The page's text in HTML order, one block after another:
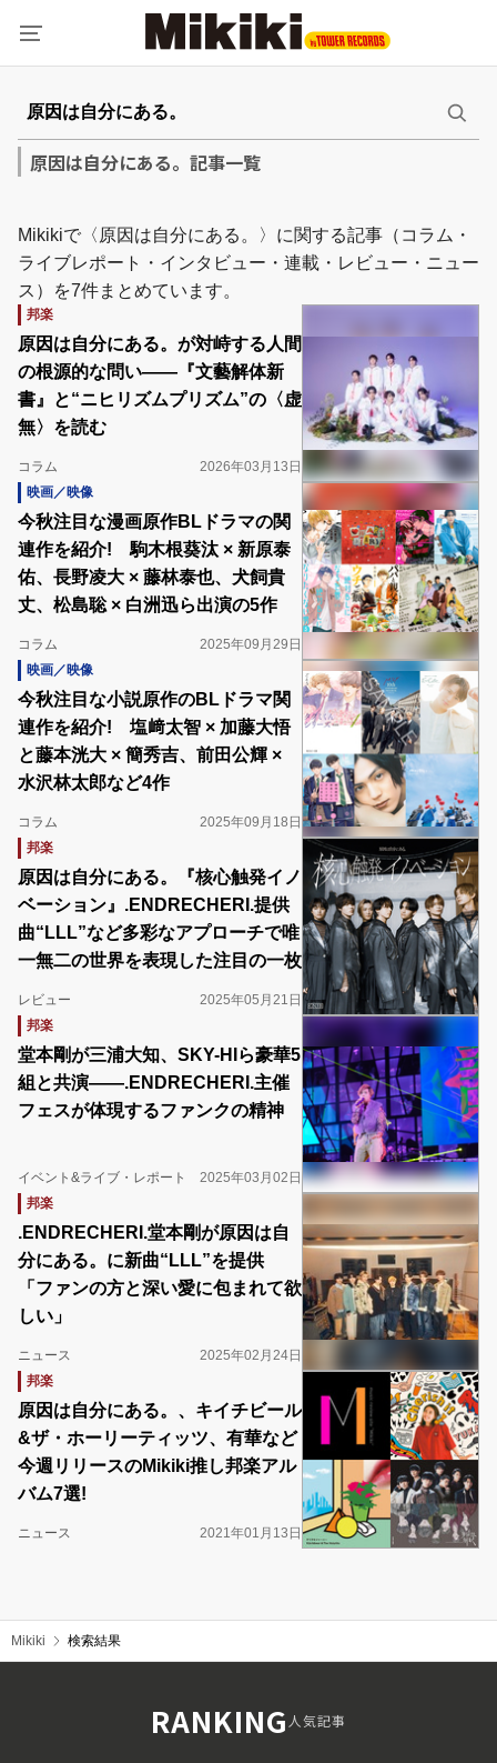
原因は自分にある。記事一覧
Mikikiで〈原因は自分にある。〉に関する記事（コラム・
ライブレポート・インタビュー・連載・レビュー・ニュー
ス）を7件まとめています。
邦楽
原因は自分にある。が対峙する人間
の根源的な問い――『文藝解体新
書』と“ニヒリズムプリズム”の〈虚
無〉を読む
コラム
2026年03月13日
映画／映像
今秋注目な漫画原作BLドラマの関
連作を紹介! 駒木根葵汰 × 新原泰
佑、長野凌大 × 藤林泰也、犬飼貴
丈、松島聡 × 白洲迅ら出演の5作
コラム
2025年09月29日
映画／映像
今秋注目な小説原作のBLドラマ関
連作を紹介! 塩﨑太智 × 加藤大悟
と藤本洸大 × 簡秀吉、前田公輝 ×
水沢林太郎など4作
コラム
2025年09月18日
邦楽
原因は自分にある。『核心触発イノ
ベーション』.ENDRECHERI.提供
曲“LLL”など多彩なアプローチで唯
一無二の世界を表現した注目の一枚
レビュー
2025年05月21日
邦楽
堂本剛が三浦大知、SKY-HIら豪華5
組と共演――.ENDRECHERI.主催
フェスが体現するファンクの精神
イベント&ライブ・レポート
2025年03月02日
邦楽
.ENDRECHERI.堂本剛が原因は自
分にある。に新曲“LLL”を提供
「ファンの方と深い愛に包まれて欲
しい」
ニュース
2025年02月24日
邦楽
原因は自分にある。、キイチビール
&ザ・ホーリーティッツ、有華など
今週リリースのMikiki推し邦楽アル
バム7選!
ニュース 2021年01月13日
Mikiki 検索結果
RANKING人気記事